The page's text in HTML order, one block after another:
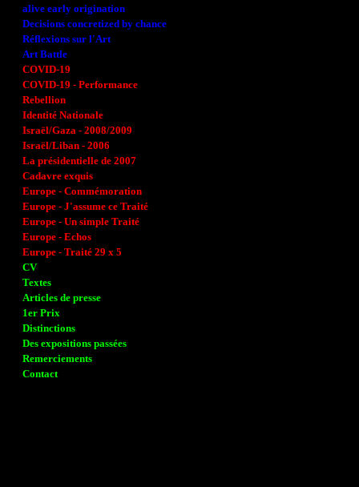
alive early origination
Decisions concretized by chance
Réflexions sur l'Art
Art Battle
COVID-19
COVID-19 - Performance
Rebellion
Identité Nationale
Israël/Gaza - 2008/2009
Israël/Liban - 2006
La présidentielle de 2007
Cadavre exquis
Europe - Commémoration
Europe - J'assume ce Traité
Europe - Un simple Traité
Europe - Echos
Europe - Traité 29 x 5
CV
Textes
Articles de presse
1er Prix
Distinctions
Des expositions passées
Remerciements
Contact